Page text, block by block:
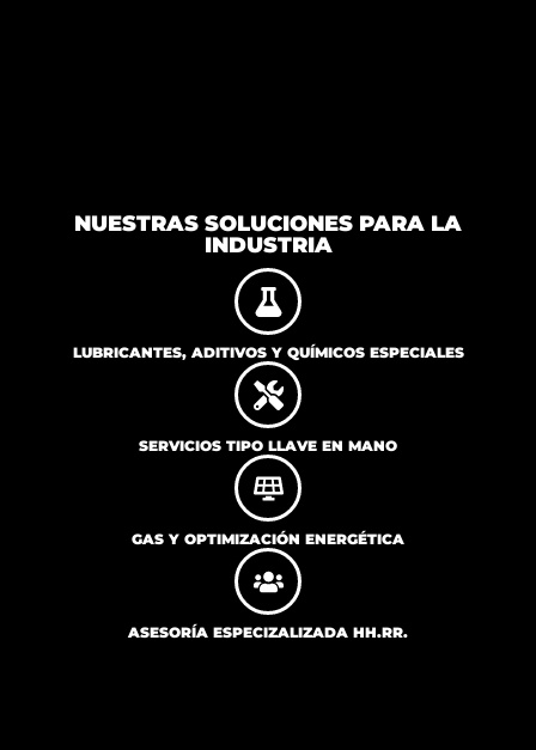
NUESTRAS SOLUCIONES PARA LA
INDUSTRIA
LUBRICANTES, ADITIVOS Y QUÍMICOS ESPECIALES
SERVICIOS TIPO LLAVE EN MANO
GAS Y OPTIMIZACIÓN ENERGÉTICA
ASESORÍA ESPECIZALIZADA HH.RR.